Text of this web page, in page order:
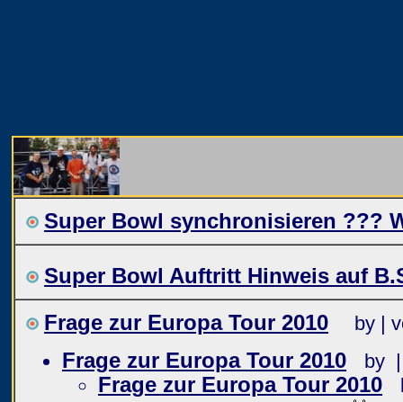
Super Bowl synchronisieren ???
Super Bowl Auftritt Hinweis auf
Frage zur Europa Tour 2010
by |
Frage zur Europa Tour 2010 by
Frage zur Europa Tour 2010